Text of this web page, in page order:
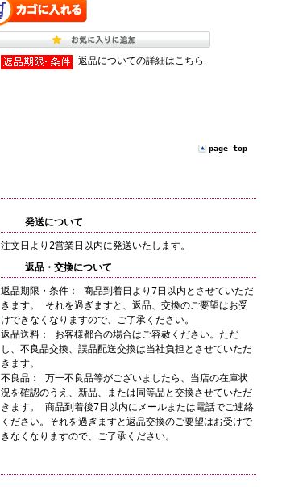
返品についての詳細はこちら
page top
発送について
注文日より2営業日以内に発送いたします。
返品・交換について
返品期限・条件： 商品到着日より7日以内とさせていただ
きます。 それを過ぎますと、返品、交換のご要望はお受
けできなくなりますので、ご了承ください。
返品送料： お客様都合の場合はご容赦ください。ただ
し、不良品交換、誤品配送交換は当社負担とさせていただ
きます。
不良品： 万一不良品等がございましたら、当店の在庫状
況を確認のうえ、新品、または同等品と交換させていただ
きます。 商品到着後7日以内にメールまたは電話でご連絡
ください。それを過ぎますと返品交換のご要望はお受けで
きなくなりますので、ご了承ください。